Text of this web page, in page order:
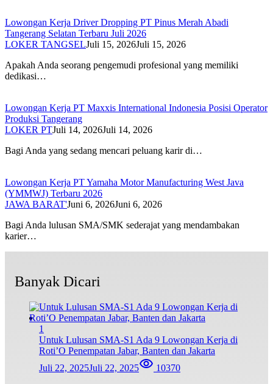
Lowongan Kerja Driver Dropping PT Pinus Merah Abadi
Tangerang Selatan Terbaru Juli 2026
LOKER TANGSELJuli 15, 2026Juli 15, 2026
Apakah Anda seorang pengemudi profesional yang memiliki
dedikasi…
Lowongan Kerja PT Maxxis International Indonesia Posisi Operator
Produksi Tangerang
LOKER PTJuli 14, 2026Juli 14, 2026
Bagi Anda yang sedang mencari peluang karir di…
Lowongan Kerja PT Yamaha Motor Manufacturing West Java
(YMMWJ) Terbaru 2026
JAWA BARAT'Juni 6, 2026Juni 6, 2026
Bagi Anda lulusan SMA/SMK sederajat yang mendambakan
karier…
Banyak Dicari
1
Untuk Lulusan SMA-S1 Ada 9 Lowongan Kerja di
Roti’O Penempatan Jabar, Banten dan Jakarta
Juli 22, 2025Juli 22, 2025 10370